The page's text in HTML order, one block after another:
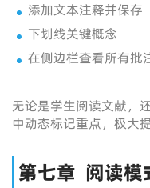
添加文本注释并保存
下划线关键概念
在侧边栏查看所有批
无论是学生阅读文献，
中动态标记重点，极大
第七章 阅读模